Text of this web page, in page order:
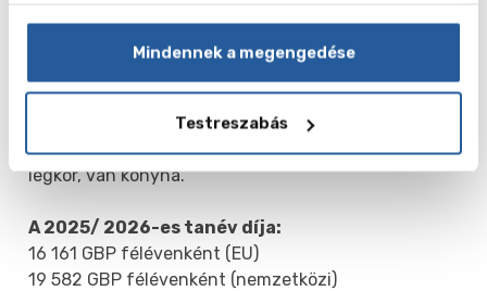
Mindennek a megengedése
Testreszabás
Szállás: 3 szálló; az áttelepítés elve - életkor szerint
(9 éves kortól). A fiatalabb iskolások 3-4 fős tágas
játszószoba, TV, DVD, zongora, számítógépek. A
felső tagozatos iskoláslányok külön szállóban laknak
egy-két fős szobákban. Itt már felnőttesebb a
légkör, van konyha.
A 2025/ 2026-es tanév díja:
16 161 GBP félévenként (EU)
19 582 GBP félévenként (nemzetközi)